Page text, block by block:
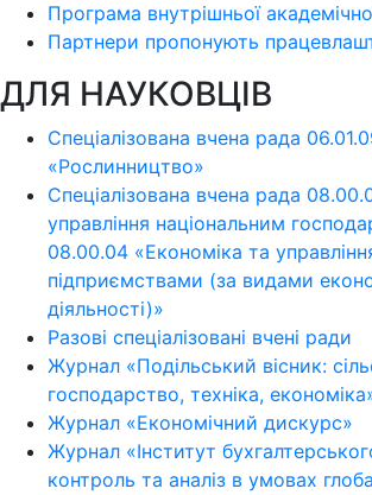
Програма внутрішньої
Партнери пропонують
ДЛЯ НАУКОВЦІВ
Спеціалізована вчена рада
«Рослинництво»
Спеціалізована вчена рада
управління національним
08.00.04 «Економіка та
підприємствами (за видами
діяльності)»
Разові спеціалізовані вчені ради
Журнал «Подільський вісник:
господарство, техніка,
Журнал «Економічний дискурс»
Журнал «Інститут
контроль та аналіз в умовах